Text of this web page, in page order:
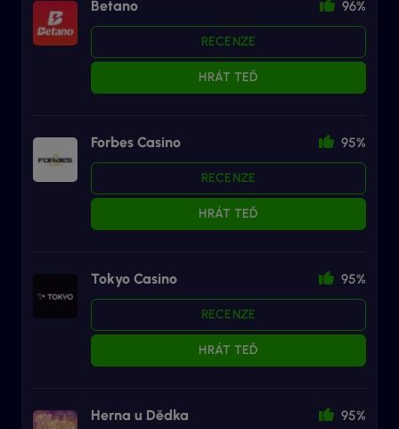
Betano 96%
RECENZE
HRÁT TEĎ
Forbes Casino 95%
RECENZE
HRÁT TEĎ
Tokyo Casino 95%
RECENZE
HRÁT TEĎ
Herna u Dědka 95%